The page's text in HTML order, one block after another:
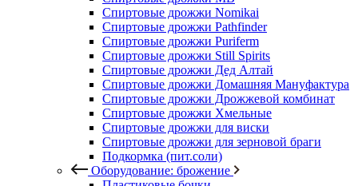
Спиртовые дрожжи Nomikai
Спиртовые дрожжи Pathfinder
Спиртовые дрожжи Puriferm
Спиртовые дрожжи Still Spirits
Спиртовые дрожжи Дед Алтай
Спиртовые дрожжи Домашняя Мануфактура
Спиртовые дрожжи Дрожжевой комбинат
Спиртовые дрожжи Хмельные
Спиртовые дрожжи для виски
Спиртовые дрожжи для зерновой браги
Подкормка (пит.соли)
Оборудование: брожение